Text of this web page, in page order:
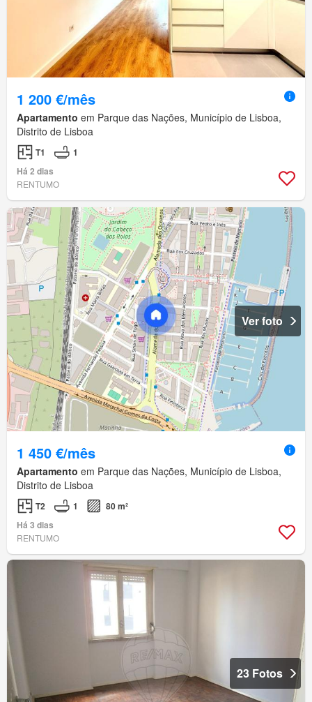
1 200 €/mês
Apartamento em Parque das Nações, Município de Lisboa,
Distrito de Lisboa
T1
1
Há 2 dias
RENTUMO
Ver foto
1 450 €/mês
Apartamento em Parque das Nações, Município de Lisboa,
Distrito de Lisboa
T2 1
80 m²
Há 3 dias
RENTUMO
23 Fotos